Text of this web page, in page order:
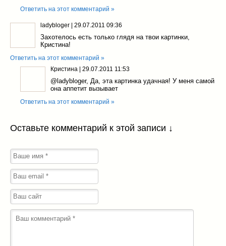
Ответить на этот комментарий »
ladybloger | 29.07.2011 09:36
Захотелось есть только глядя на твои картинки,
Кристина!
Ответить на этот комментарий »
Кристина | 29.07.2011 11:53
@ladybloger, Да, эта картинка удачная! У меня самой
она аппетит вызывает
Ответить на этот комментарий »
Оставьте комментарий к этой записи ↓